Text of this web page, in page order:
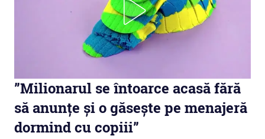
”Milionarul se întoarce acasă fără
să anunțe și o găsește pe menajeră
dormind cu copiii”